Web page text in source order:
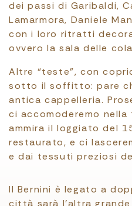
dei passi di Garibaldi,
Lamarmora, Daniele
con i loro ritratti
ovvero la sala delle
Altre “teste”, con
sotto il soffitto: pare
antica cappelleria.
ci accomoderemo nella
ammira il loggiato del
restaurato, e ci
e dai tessuti preziosi
Il Bernini è legato a
città sarà l’altra